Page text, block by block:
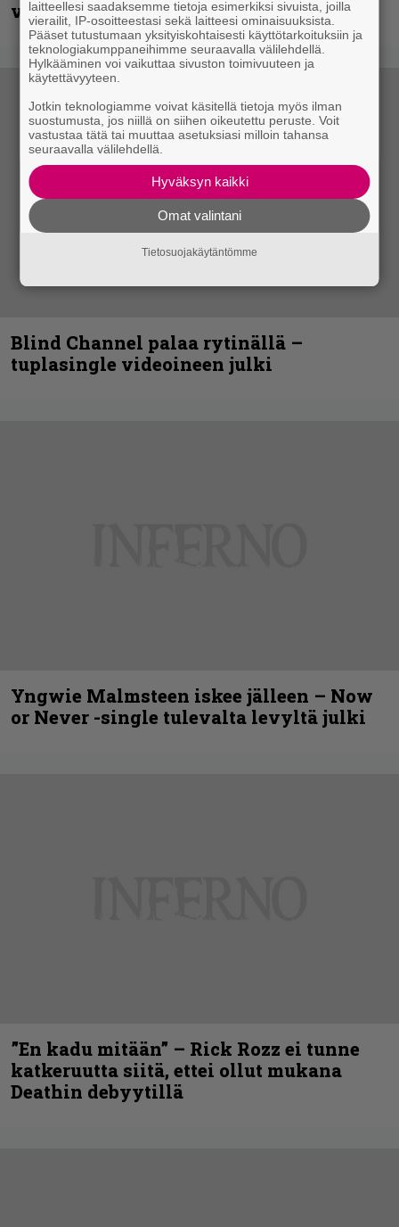
vaikutuksen
Blind Channel palaa rytinällä –
tuplasingle videoineen julki
Yngwie Malmsteen iskee jälleen – Now
or Never -single tulevalta levyltä julki
”En kadu mitään” – Rick Rozz ei tunne
katkeruutta siitä, ettei ollut mukana
Deathin debyytillä
laitteellesi saadaksemme tietoja esimerkiksi sivuista, joilla
vierailit, IP-osoitteestasi sekä laitteesi ominaisuuksista.
Pääset tutustumaan yksityiskohtaisesti käyttötarkoituksiin ja
teknologiakumppaneihimme seuraavalla välilehdellä.
Hylkääminen voi vaikuttaa sivuston toimivuuteen ja
käytettävyyteen.
Jotkin teknologiamme voivat käsitellä tietoja myös ilman
suostumusta, jos niillä on siihen oikeutettu peruste. Voit
vastustaa tätä tai muuttaa asetuksiasi milloin tahansa
seuraavalla välilehdellä.
Hyväksyn kaikki
Omat valintani
Tietosuojakäytäntömme